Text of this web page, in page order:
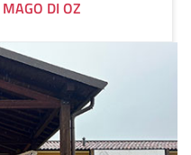
MAGO DI OZ